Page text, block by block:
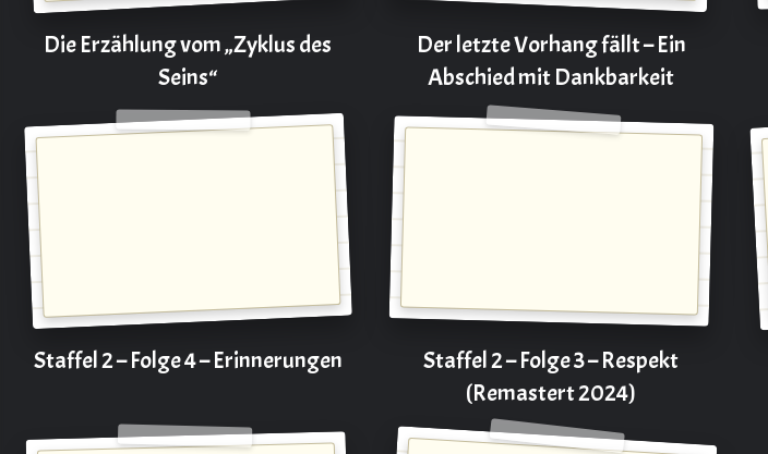
Die Erzählung vom „Zyklus des
Seins“
Der letzte Vorhang fällt – Ein
Abschied mit Dankbarkeit
Staffel 2 – Folge 4 – Erinnerungen
Staffel 2 – Folge 3 – Respekt
(Remastert 2024)